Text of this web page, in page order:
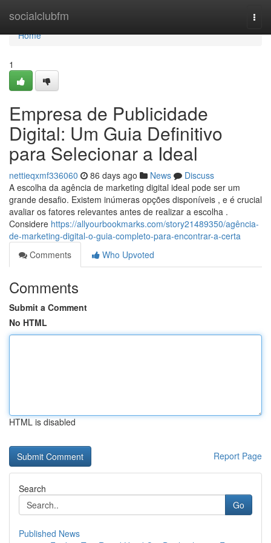
socialclubfm
Home
Home
1
Empresa de Publicidade
Digital: Um Guia Definitivo
para Selecionar a Ideal
nettieqxmf336060 86 days ago News
Discuss
A escolha da agência de marketing digital ideal pode ser um
grande desafio. Existem inúmeras opções disponíveis , e é crucial
avaliar os fatores relevantes antes de realizar a escolha .
Considere https://allyourbookmarks.com/story21489350/agência-
de-marketing-digital-o-guia-completo-para-encontrar-a-certa
Comments
Who Upvoted
Comments
Submit a Comment
No HTML
HTML is disabled
Report Page
Search
Go
Published News